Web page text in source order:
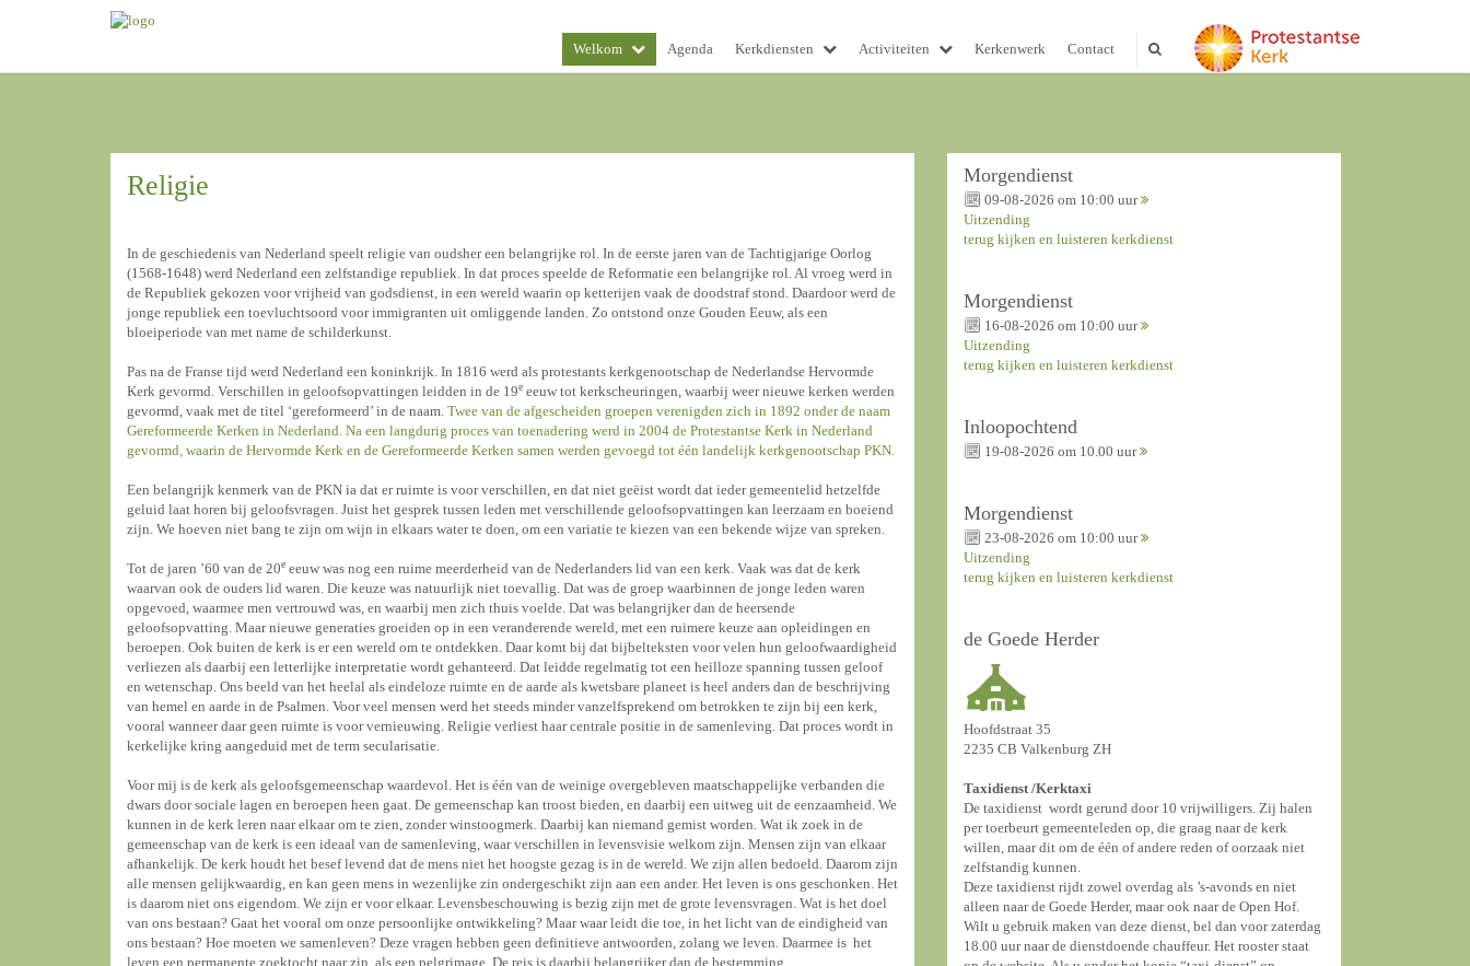
Welkom Agenda Kerkdiensten Activiteiten Kerkenwerk Contact
Religie
In de geschiedenis van Nederland speelt religie van oudsher een belangrijke rol. In de eerste jaren van de Tachtigjarige Oorlog
(1568-1648) werd Nederland een zelfstandige republiek. In dat proces speelde de Reformatie een belangrijke rol. Al vroeg werd in
de Republiek gekozen voor vrijheid van godsdienst, in een wereld waarin op ketterijen vaak de doodstraf stond. Daardoor werd de
jonge republiek een toevluchtsoord voor immigranten uit omliggende landen. Zo ontstond onze Gouden Eeuw, als een
bloeiperiode van met name de schilderkunst.
Pas na de Franse tijd werd Nederland een koninkrijk. In 1816 werd als protestants kerkgenootschap de Nederlandse Hervormde
Kerk gevormd. Verschillen in geloofsopvattingen leidden in de 19e eeuw tot kerkscheuringen, waarbij weer nieuwe kerken werden
gevormd, vaak met de titel ‘gereformeerd’ in de naam. Twee van de afgescheiden groepen verenigden zich in 1892 onder de naam
Gereformeerde Kerken in Nederland. Na een langdurig proces van toenadering werd in 2004 de Protestantse Kerk in Nederland
gevormd, waarin de Hervormde Kerk en de Gereformeerde Kerken samen werden gevoegd tot één landelijk kerkgenootschap PKN.
Een belangrijk kenmerk van de PKN ia dat er ruimte is voor verschillen, en dat niet geëist wordt dat ieder gemeentelid hetzelfde
geluid laat horen bij geloofsvragen. Juist het gesprek tussen leden met verschillende geloofsopvattingen kan leerzaam en boeiend
zijn. We hoeven niet bang te zijn om wijn in elkaars water te doen, om een variatie te kiezen van een bekende wijze van spreken.
Tot de jaren ’60 van de 20e eeuw was nog een ruime meerderheid van de Nederlanders lid van een kerk. Vaak was dat de kerk
waarvan ook de ouders lid waren. Die keuze was natuurlijk niet toevallig. Dat was de groep waarbinnen de jonge leden waren
opgevoed, waarmee men vertrouwd was, en waarbij men zich thuis voelde. Dat was belangrijker dan de heersende
geloofsopvatting. Maar nieuwe generaties groeiden op in een veranderende wereld, met een ruimere keuze aan opleidingen en
beroepen. Ook buiten de kerk is er een wereld om te ontdekken. Daar komt bij dat bijbelteksten voor velen hun geloofwaardigheid
verliezen als daarbij een letterlijke interpretatie wordt gehanteerd. Dat leidde regelmatig tot een heilloze spanning tussen geloof
en wetenschap. Ons beeld van het heelal als eindeloze ruimte en de aarde als kwetsbare planeet is heel anders dan de beschrijving
van hemel en aarde in de Psalmen. Voor veel mensen werd het steeds minder vanzelfsprekend om betrokken te zijn bij een kerk,
vooral wanneer daar geen ruimte is voor vernieuwing. Religie verliest haar centrale positie in de samenleving. Dat proces wordt in
kerkelijke kring aangeduid met de term secularisatie.
Voor mij is de kerk als geloofsgemeenschap waardevol. Het is één van de weinige overgebleven maatschappelijke verbanden die
dwars door sociale lagen en beroepen heen gaat. De gemeenschap kan troost bieden, en daarbij een uitweg uit de eenzaamheid. We
kunnen in de kerk leren naar elkaar om te zien, zonder winstoogmerk. Daarbij kan niemand gemist worden. Wat ik zoek in de
gemeenschap van de kerk is een ideaal van de samenleving, waar verschillen in levensvisie welkom zijn. Mensen zijn van elkaar
afhankelijk. De kerk houdt het besef levend dat de mens niet het hoogste gezag is in de wereld. We zijn allen bedoeld. Daarom zijn
alle mensen gelijkwaardig, en kan geen mens in wezenlijke zin ondergeschikt zijn aan een ander. Het leven is ons geschonken. Het
is daarom niet ons eigendom. We zijn er voor elkaar. Levensbeschouwing is bezig zijn met de grote levensvragen. Wat is het doel
van ons bestaan? Gaat het vooral om onze persoonlijke ontwikkeling? Maar waar leidt die toe, in het licht van de eindigheid van
ons bestaan? Hoe moeten we samenleven? Deze vragen hebben geen definitieve antwoorden, zolang we leven. Daarmee is het
leven een permanente zoektocht naar zin, als een pelgrimage. De reis is daarbij belangrijker dan de bestemming.
Morgendienst
09-08-2026 om 10:00 uur
Uitzending
terug kijken en luisteren kerkdienst
Morgendienst
16-08-2026 om 10:00 uur
Uitzending
terug kijken en luisteren kerkdienst
Inloopochtend
19-08-2026 om 10.00 uur
Morgendienst
23-08-2026 om 10:00 uur
Uitzending
terug kijken en luisteren kerkdienst
de Goede Herder
Hoofdstraat 35
2235 CB Valkenburg ZH
Taxidienst /Kerktaxi
De taxidienst wordt gerund door 10 vrijwilligers. Zij halen
per toerbeurt gemeenteleden op, die graag naar de kerk
willen, maar dit om de één of andere reden of oorzaak niet
zelfstandig kunnen.
Deze taxidienst rijdt zowel overdag als ’s-avonds en niet
alleen naar de Goede Herder, maar ook naar de Open Hof.
Wilt u gebruik maken van deze dienst, bel dan voor zaterdag
18.00 uur naar de dienstdoende chauffeur. Het rooster staat